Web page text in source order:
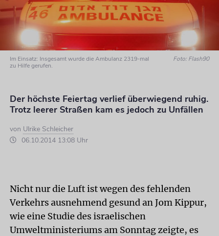
Im Einsatz: Insgesamt wurde die Ambulanz 2319-mal
zu Hilfe gerufen.
Foto: Flash90
Der höchste Feiertag verlief überwiegend ruhig.
Trotz leerer Straßen kam es jedoch zu Unfällen
von Ulrike Schleicher
06.10.2014 13:08 Uhr
Nicht nur die Luft ist wegen des fehlenden
Verkehrs ausnehmend gesund an Jom Kippur,
wie eine Studie des israelischen
Umweltministeriums am Sonntag zeigte, es